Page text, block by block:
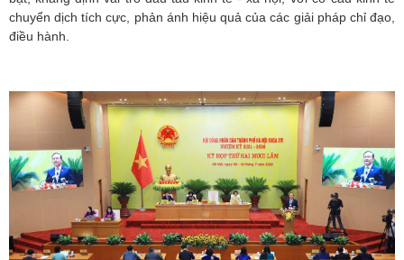
chuyển dịch tích cực, phản ánh hiệu quả của các giải pháp chỉ đạo,
điều hành.